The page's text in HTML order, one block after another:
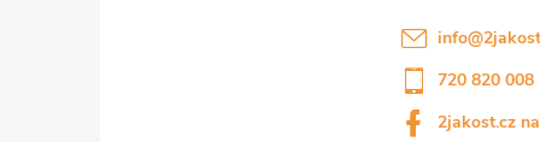
info@
720 820 008
2jakost.cz